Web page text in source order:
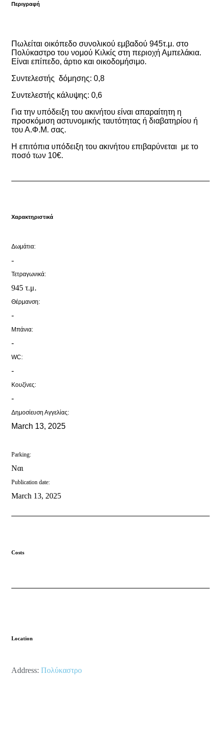
Περιγραφή
Πωλείται οικόπεδο συνολικού εμβαδού 945τ.μ. στο
Πολύκαστρο του νομού Κιλκίς στη περιοχή Αμπελάκια.
Είναι επίπεδο, άρτιο και οικοδομήσιμο.
Συντελεστής δόμησης: 0,8
Συντελεστής κάλυψης: 0,6
Για την υπόδειξη του ακινήτου είναι απαραίτητη η
προσκόμιση αστυνομικής ταυτότητας ή διαβατηρίου ή
του Α.Φ.Μ. σας.
Η επιτόπια υπόδειξη του ακινήτου επιβαρύνεται με το
ποσό των 10€.
Χαρακτηριστικά
Δωμάτια:
-
Τετραγωνικά:
945 τ.μ.
Θέρμανση:
-
Μπάνια:
-
WC:
-
Κουζίνες:
-
Δημοσίευση Αγγελίας:
March 13, 2025
Parking:
Ναι
Publication date:
March 13, 2025
Costs
Location
Address: Πολύκαστρο